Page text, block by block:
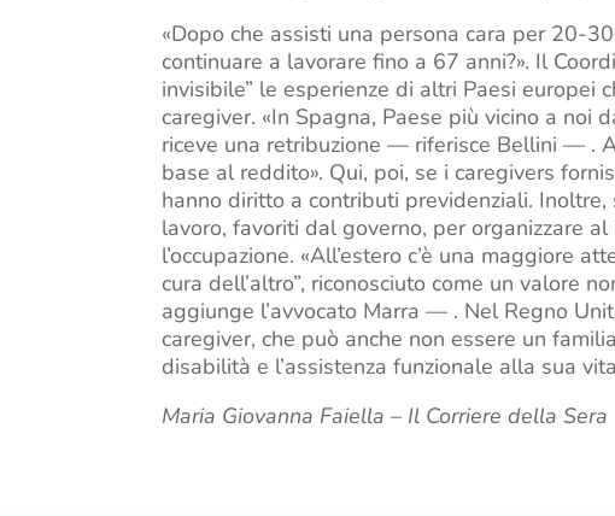
«Dopo che assisti una persona cara per 20-
continuare a lavorare fino a 67 anni?». Il
invisibile” le esperienze di altri Paesi europei
caregiver. «In Spagna, Paese più vicino a noi
riceve una retribuzione — riferisce Bellini — .
base al reddito». Qui, poi, se i caregivers
hanno diritto a contributi previdenziali.
lavoro, favoriti dal governo, per organizzare
l’occupazione. «All’estero c’è una maggiore
cura dell’altro”, riconosciuto come un valore
aggiunge l’avvocato Marra — . Nel Regno
caregiver, che può anche non essere un
disabilità e l’assistenza funzionale alla sua
Maria Giovanna Faiella – Il Corriere della Sera